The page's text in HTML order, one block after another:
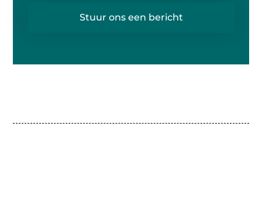
Stuur ons een bericht